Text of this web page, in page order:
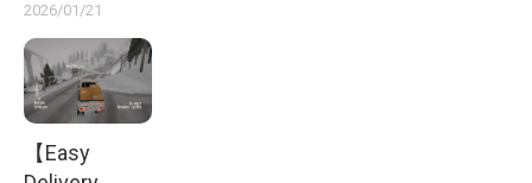
2026/01/21
【Easy